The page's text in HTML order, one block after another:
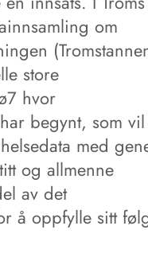
om
store
hvor
begynt, som vil
med
og allmenne
av det
å oppfylle sitt